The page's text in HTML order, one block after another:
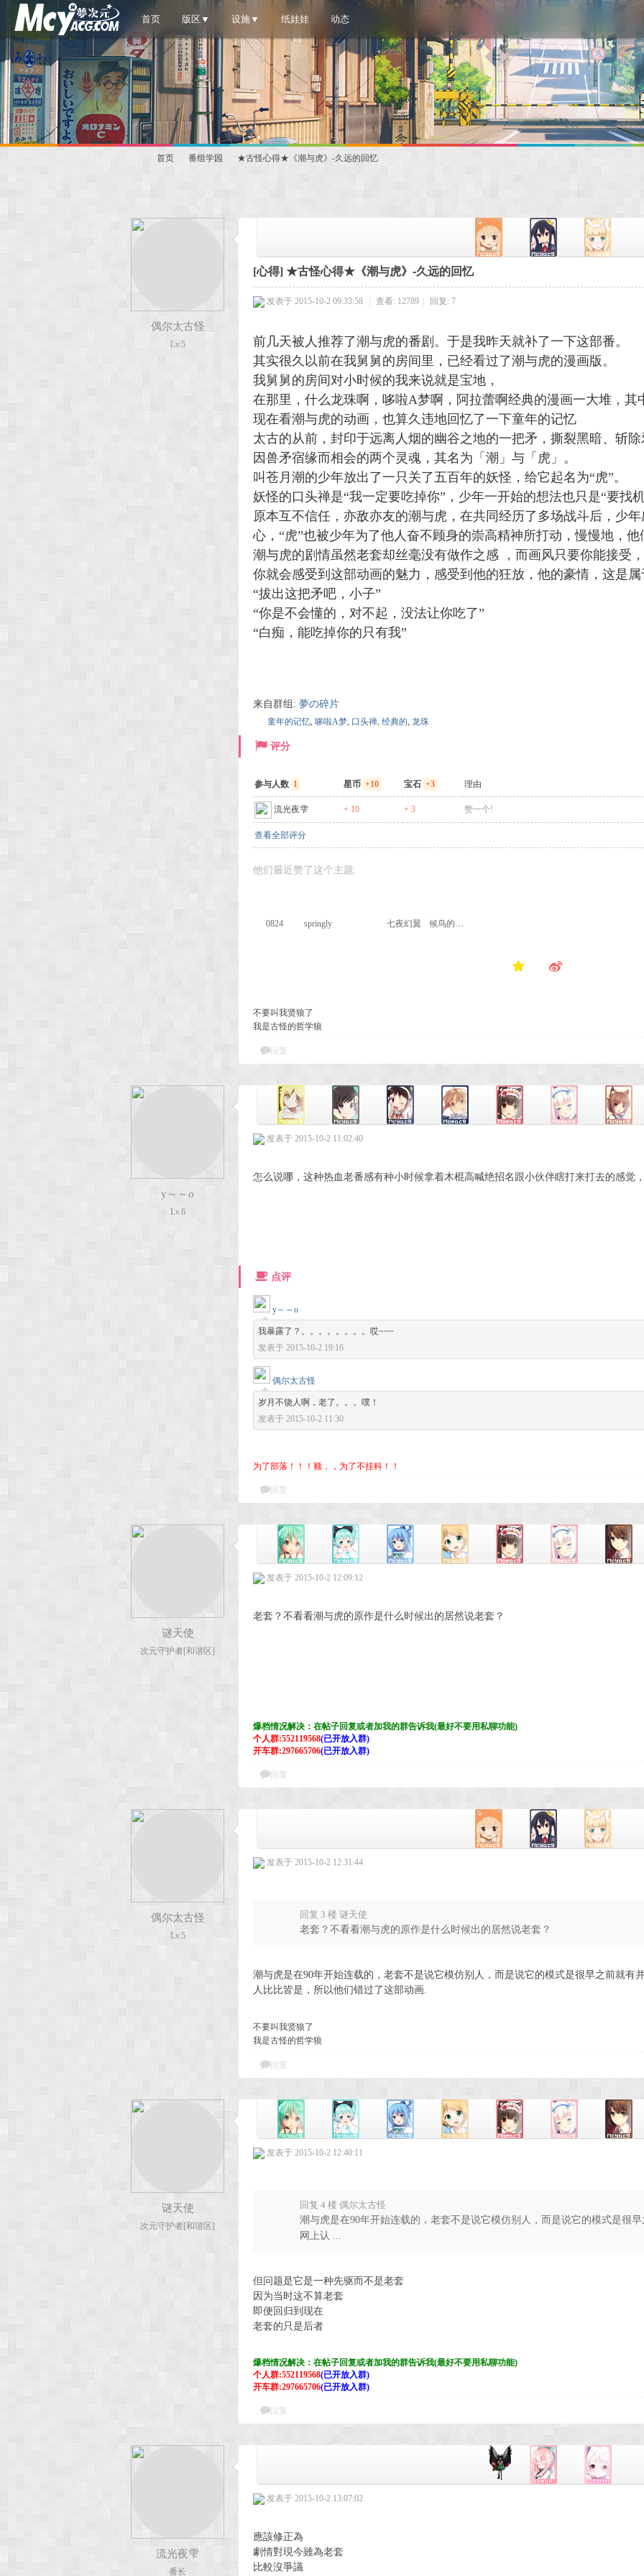
首页 版区▼ 设施▼ 纸娃娃 动态
梦
元
»
首页
›
番组学园
›
★古怪心得★《潮与虎》-久远的回忆
偶尔太古怪
Lv.5
[心得] ★古怪心得★《潮与虎》-久远的回忆
发表于 2015-10-2 09:33:58 查看: 12789 回复: 7
前几天被人推荐了潮与虎的番剧。于是我昨天就补了一下这部番。
其实很久以前在我舅舅的房间里，已经看过了潮与虎的漫画版。
我舅舅的房间对小时候的我来说就是宝地，
在那里，什么龙珠啊，哆啦A梦啊，阿拉蕾啊经典的漫画一大堆，其
现在看潮与虎的动画，也算久违地回忆了一下童年的记忆
太古的从前，封印于远离人烟的幽谷之地的一把矛，撕裂黑暗、斩
因兽矛宿缘而相会的两个灵魂，其名为「潮」与「虎」。
叫苍月潮的少年放出了一只关了五百年的妖怪，给它起名为“虎”。
妖怪的口头禅是“我一定要吃掉你”，少年一开始的想法也只是“要找
原本互不信任， 亦敌亦友的潮与虎， 在共同经历了多场战斗后，少
心，“虎”也被少年为了他人奋不顾身的崇高精神所打动，慢慢地，
潮与虎的剧情虽然老套却丝毫没有做作之感
，而画风只要你能接受，
你就会感受到这部动画的魅力， 感受到他的狂放，他的豪情，这是
“拔出这把矛吧，小子”
“你是不会懂的，对不起，没法让你吃了”
“白痴，能吃掉你的只有我”
来自群组: 夢の碎片
童年的记忆, 哆啦A梦, 口头禅, 经典的, 龙珠
评分
参与人数 1 星币 +10 宝石 +3 理由
流光夜雫 + 10 + 3 赞一个!
查看全部评分
他们最近赞了这个主题:
0824 springly 七夜幻翼 候鸟的冬天
不要叫我贤狼了
我是古怪的哲学狼
回复
y～～o
Lv.6
发表于 2015-10-2 11:02:40
怎么说哪，这种热血老番感有种小时候拿着木棍高喊绝招名跟小伙伴瞎打来打去的感觉
点评
y～～o
我暴露了？。。。。。。。。哎~~~
发表于 2015-10-2 19:16
偶尔太古怪
岁月不饶人啊，老了。。。噗！
发表于 2015-10-2 11:30
为了部落！！！额，，为了不挂科！！
回复
谜天使
次元守护者[和谐区]
发表于 2015-10-2 12:09:12
老套？不看看潮与虎的原作是什么时候出的居然说老套？
爆档情况解决：在帖子回复或者加我的群告诉我(最好不要用私聊功能)
个人群:552119568(已开放入群)
开车群:297665706(已开放入群)
回复
偶尔太古怪
Lv.5
发表于 2015-10-2 12:31:44
回复 3 楼 谜天使
老套？不看看潮与虎的原作是什么时候出的居然说老套？
潮与虎是在90年开始连载的，老套不是说它模仿别人，而是说它的模式是很早之前就有
人比比皆是，所以他们错过了这部动画.
不要叫我贤狼了
我是古怪的哲学狼
回复
谜天使
次元守护者[和谐区]
发表于 2015-10-2 12:40:11
回复 4 楼 偶尔太古怪
潮与虎是在90年开始连载的，老套不是说它模仿别人，而是说它的模式是很
网上认 ...
但问题是它是一种先驱而不是老套
因为当时这不算老套
即便回归到现在
老套的只是后者
爆档情况解决：在帖子回复或者加我的群告诉我(最好不要用私聊功能)
个人群:552119568(已开放入群)
开车群:297665706(已开放入群)
回复
流光夜雫
番长
发表于 2015-10-2 13:07:02
應該修正為
劇情對現今雖為老套
比較沒爭議